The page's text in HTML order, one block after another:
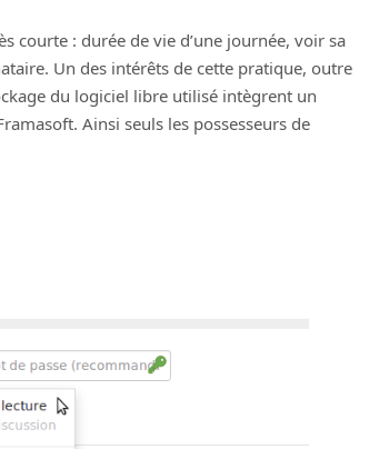
courte : durée de vie d’une journée, voir sa
Un des intérêts de cette pratique, outre
du logiciel libre utilisé intègrent un
Ainsi seuls les possesseurs de